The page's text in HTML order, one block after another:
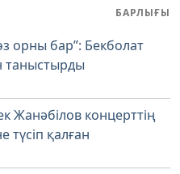
БАРЛЫҒЫ
орны бар”: Бекболат
таныстырды
Жанәбілов концерттің
түсіп қалған